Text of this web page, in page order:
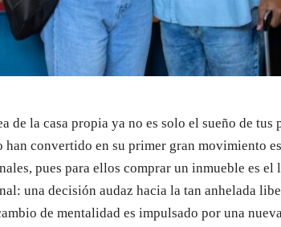
de la casa propia ya no es solo el sueño de
han convertido en su primer gran movimiento
pues para ellos comprar un inmueble es
una decisión audaz hacia la tan anhelada
de mentalidad es impulsado por una